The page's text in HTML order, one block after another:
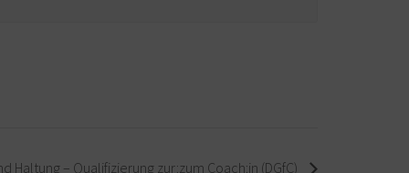
Haltung – Qualifizierung zur:zum Coach:in (DGfC)